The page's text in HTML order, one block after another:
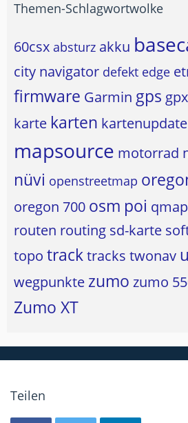
Themen-Schlagwortwolke
60csx absturz akku
city navigator defekt edge
firmware Garmin gps gpx
karte karten kartenupdate
mapsource motorrad
nüvi openstreetmap
oregon 700 osm poi
routen routing sd-karte
topo tracktracks twonav
wegpunkte zumo zumo
Zumo XT
Teilen